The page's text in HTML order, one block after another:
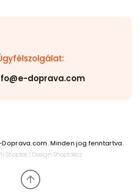
doprava.com
. Minden jog fenntartva.
Shoptet | DesignShoptak.cz